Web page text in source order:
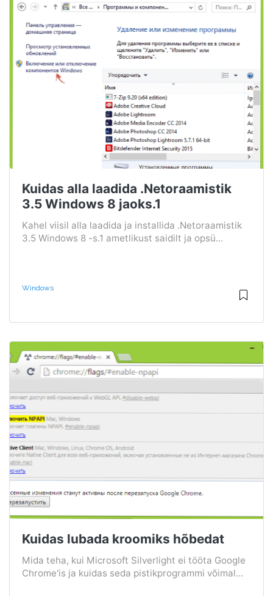
Kuidas alla laadida .Netoraamistik
3.5 Windows 8 jaoks.1
Kahel viisil alla laadida ja installida .Netoraamistik
3.5 Windows 8 -s.1 ametlikust saidilt ja opsü...
Windows
Kuidas lubada kroomiks hõbedat
Mida teha, kui Microsoft Silverlight ei tööta Google
Chrome'is ja kuidas seda pistikprogrammi võimal...